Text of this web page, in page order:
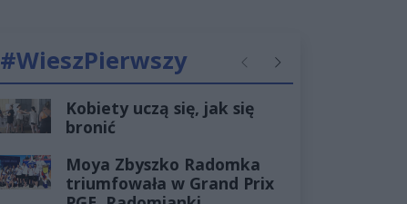
#WieszPierwszy PoprzednieNastępne
Kobiety uczą się, jak się
bronić
Moya Zbyszko Radomka
triumfowała w Grand Prix